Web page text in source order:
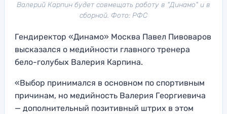
Валерий Карпин будет совмещать работу в "Динамо" и в
сборной. Фото: РФС
Гендиректор «Динамо» Москва Павел Пивоваров
высказался о медийности главного тренера
бело-голубых Валерия Карпина.
«Выбор принимался в основном по спортивным
причинам, но медийность Валерия Георгиевича
— дополнительный позитивный штрих в этом